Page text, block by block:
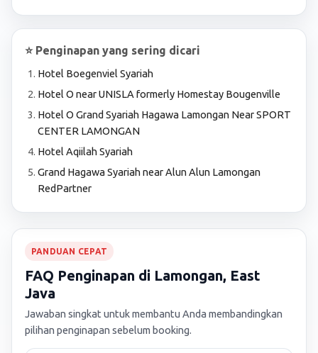
⭐ Penginapan yang sering dicari
Hotel Boegenviel Syariah
Hotel O near UNISLA formerly Homestay Bougenville
Hotel O Grand Syariah Hagawa Lamongan Near SPORT
CENTER LAMONGAN
Hotel Aqiilah Syariah
Grand Hagawa Syariah near Alun Alun Lamongan
RedPartner
PANDUAN CEPAT
FAQ Penginapan di Lamongan, East
Java
Jawaban singkat untuk membantu Anda membandingkan
pilihan penginapan sebelum booking.